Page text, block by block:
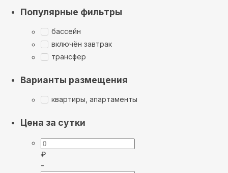
Популярные фильтры
бассейн
включён завтрак
трансфер
Варианты размещения
квартиры, апартаменты
Цена за сутки
₽
-